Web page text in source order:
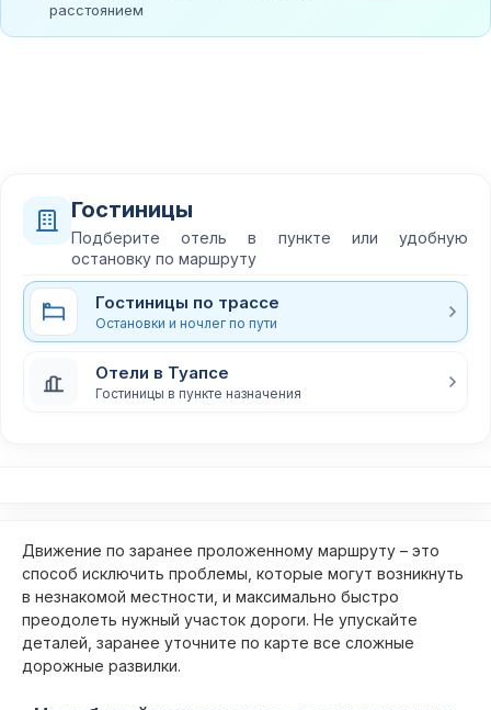
расстоянием
Гостиницы
Подберите отель в пункте или удобную
остановку по маршруту
Гостиницы по трассе
Остановки и ночлег по пути
Отели в Туапсе
Гостиницы в пункте назначения
Движение по заранее проложенному маршруту – это
способ исключить проблемы, которые могут возникнуть
в незнакомой местности, и максимально быстро
преодолеть нужный участок дороги. Не упускайте
деталей, заранее уточните по карте все сложные
дорожные развилки.